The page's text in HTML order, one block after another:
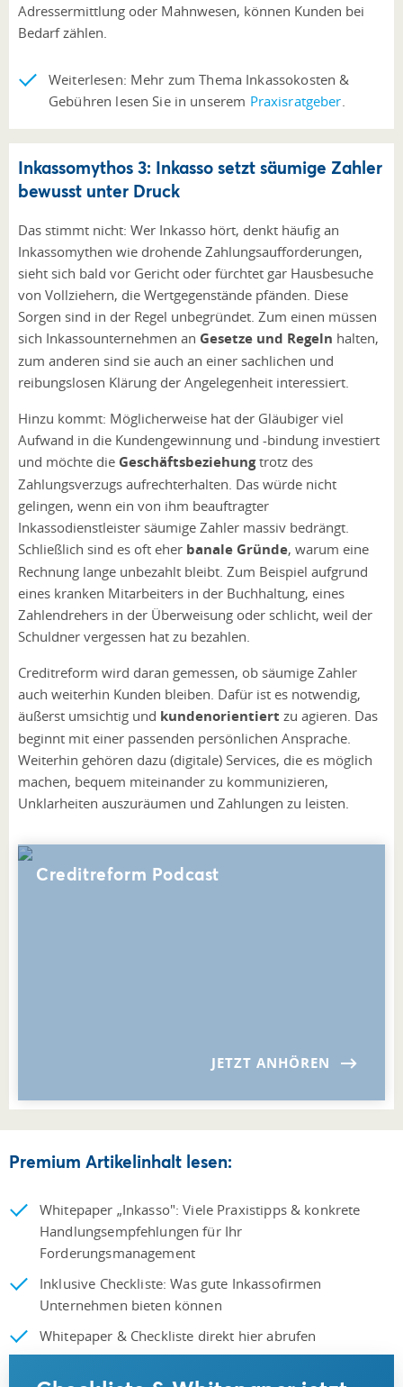
Adressermittlung oder Mahnwesen, können Kunden bei
Bedarf zählen.
Weiterlesen: Mehr zum Thema Inkassokosten &
Gebühren lesen Sie in unserem Praxisratgeber.
Inkassomythos 3: Inkasso setzt säumige Zahler
bewusst unter Druck
Das stimmt nicht: Wer Inkasso hört, denkt häufig an
Inkassomythen wie drohende Zahlungsaufforderungen,
sieht sich bald vor Gericht oder fürchtet gar Hausbesuche
von Vollziehern, die Wertgegenstände pfänden. Diese
Sorgen sind in der Regel unbegründet. Zum einen müssen
sich Inkassounternehmen an Gesetze und Regeln halten,
zum anderen sind sie auch an einer sachlichen und
reibungslosen Klärung der Angelegenheit interessiert.
Hinzu kommt: Möglicherweise hat der Gläubiger viel
Aufwand in die Kundengewinnung und -bindung investiert
und möchte die Geschäftsbeziehungtrotz des
Zahlungsverzugs aufrechterhalten. Das würde nicht
gelingen, wenn ein von ihm beauftragter
Inkassodienstleister säumige Zahler massiv bedrängt.
Schließlich sind es oft eher banale Gründe, warum eine
Rechnung lange unbezahlt bleibt. Zum Beispiel aufgrund
eines kranken Mitarbeiters in der Buchhaltung, eines
Zahlendrehers in der Überweisung oder schlicht, weil der
Schuldner vergessen hat zu bezahlen.
Creditreform wird daran gemessen, ob säumige Zahler
auch weiterhin Kunden bleiben. Dafür ist es notwendig,
äußerst umsichtig und kundenorientiert zu agieren. Das
beginnt mit einer passenden persönlichen Ansprache.
Weiterhin gehören dazu (digitale) Services, die es möglich
machen, bequem miteinander zu kommunizieren,
Unklarheiten auszuräumen und Zahlungen zu leisten.
Creditreform Podcast
JETZT ANHÖREN
Premium Artikelinhalt lesen:
Whitepaper „Inkasso": Viele Praxistipps & konkrete
Handlungsempfehlungen für Ihr
Forderungsmanagement
Inklusive Checkliste: Was gute Inkassofirmen
Unternehmen bieten können
Whitepaper & Checkliste direkt hier abrufen